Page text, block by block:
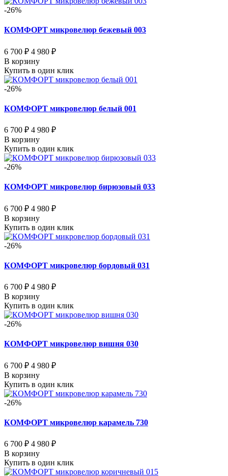
-26%
КОМФОРТ микровелюр бежевый 003
6 700 ₽ 4 980 ₽
В корзину
Купить в один клик
-26%
КОМФОРТ микровелюр белый 001
6 700 ₽ 4 980 ₽
В корзину
Купить в один клик
-26%
КОМФОРТ микровелюр бирюзовый 033
6 700 ₽ 4 980 ₽
В корзину
Купить в один клик
-26%
КОМФОРТ микровелюр бордовый 031
6 700 ₽ 4 980 ₽
В корзину
Купить в один клик
-26%
КОМФОРТ микровелюр вишня 030
6 700 ₽ 4 980 ₽
В корзину
Купить в один клик
-26%
КОМФОРТ микровелюр карамель 730
6 700 ₽ 4 980 ₽
В корзину
Купить в один клик